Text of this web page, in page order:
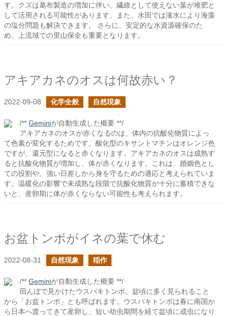
す。クズは葛布製造の増加に伴い、繊維として使えない葉が堆肥と
して活用される可能性があります。また、水田では潅水により海藻
の塩分問題も解決できます。 さらに、安定的な水資源確保のた
め、上流域での里山保全も重要となります。
アキアカネのオスは何故赤い？
2022-09-08 化学全般 自然現象
/** Geminiが自動生成した概要 **/
アキアカネのオスが赤くなるのは、体内の抗酸化物質によっ
て色素が変化するためです。酸化型のキサントマチンはオレンジ色
ですが、還元型になると赤くなります。アキアカネのオスは成熟す
ると抗酸化物質が増加し、体が赤くなります。これは、婚姻色とし
ての役割や、強い日差しから身を守るための適応と考えられていま
す。温暖化の影響で未成熟な段階で抗酸化物質が十分に蓄積できな
いと、産卵期に体が赤くならない可能性も考えられます。
お盆トンボがイネの葉で休む
2022-08-31 自然現象 稲作
/** Geminiが自動生成した概要 **/
田んぼで見かけたウスバキトンボ。盆頃に多く見られること
から「お盆トンボ」とも呼ばれます。ウスバキトンボは春に南国か
ら日本へ渡ってきて産卵し、短い幼虫期間を経て盆頃に成虫になり